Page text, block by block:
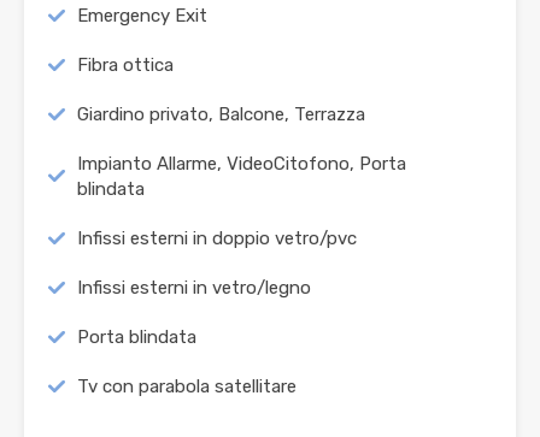
Emergency Exit
Fibra ottica
Giardino privato, Balcone, Terrazza
Impianto Allarme, VideoCitofono, Porta
blindata
Infissi esterni in doppio vetro/pvc
Infissi esterni in vetro/legno
Porta blindata
Tv con parabola satellitare